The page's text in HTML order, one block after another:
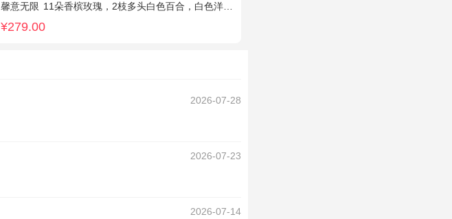
馨意无限 11朵香槟玫瑰，2枝多头白色百合，白色洋桔梗、绿叶
¥279.00
2026-07-28
2026-07-23
2026-07-14